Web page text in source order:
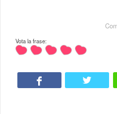
Vota la frase: